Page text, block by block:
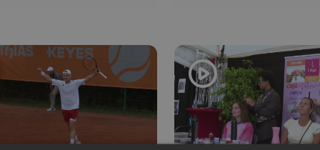
sont en
vacances"